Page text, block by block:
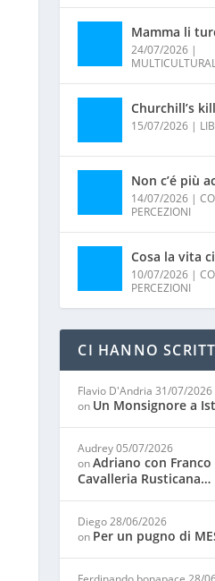
Mamma li
24/07/2026 |
Churchill’s
15/07/2026 |
Non c’é più
14/07/2026 |
PERCEZIONI
Cosa la vita
10/07/2026 |
PERCEZIONI
CI HANNO
Flavio D'Andria 31/07/2026
on Un Monsignore a
Audrey05/07/2026
onAdriano con Franco
Cavalleria Rusticana…
Diego28/06/2026
on Per un pugno di